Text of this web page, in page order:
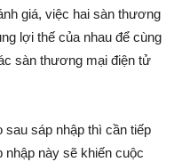
giá, việc hai sàn thương
lợi thế của nhau để cùng
sàn thương mại điện tử
sau sáp nhập thì cần tiếp
này sẽ khiến cuộc